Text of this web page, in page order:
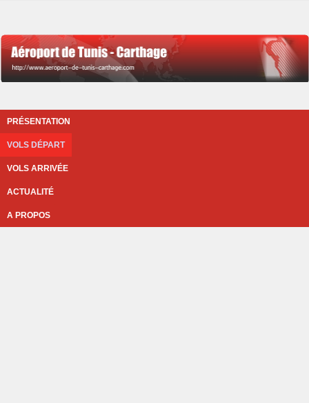
PRÉSENTATION
VOLS DÉPART
VOLS ARRIVÉE
ACTUALITÉ
A PROPOS